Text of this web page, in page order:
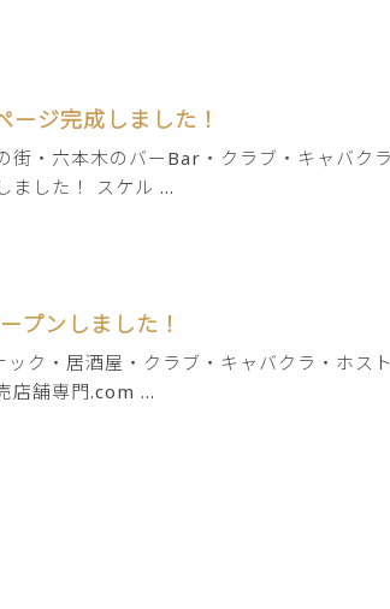
ジ完成しました！
街・六本木のバーBar・クラブ・キャバク
ました！ スケル ...
プンしました！
ク・居酒屋・クラブ・キャバクラ・ホス
店舗専門.com ...